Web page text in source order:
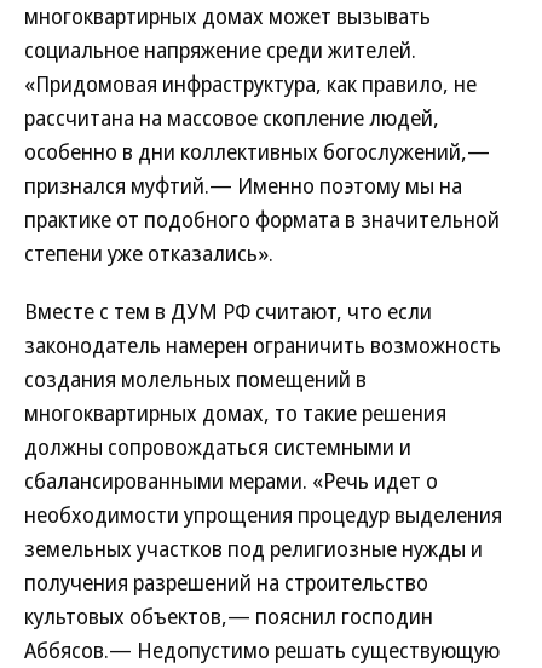
многоквартирных домах может вызывать
социальное напряжение среди жителей.
«Придомовая инфраструктура, как правило, не
рассчитана на массовое скопление людей,
особенно в дни коллективных богослужений,—
признался муфтий.— Именно поэтому мы на
практике от подобного формата в значительной
степени уже отказались».
Вместе с тем в ДУМ РФ считают, что если
законодатель намерен ограничить возможность
создания молельных помещений в
многоквартирных домах, то такие решения
должны сопровождаться системными и
сбалансированными мерами. «Речь идет о
необходимости упрощения процедур выделения
земельных участков под религиозные нужды и
получения разрешений на строительство
культовых объектов,— пояснил господин
Аббясов.— Недопустимо решать существующую